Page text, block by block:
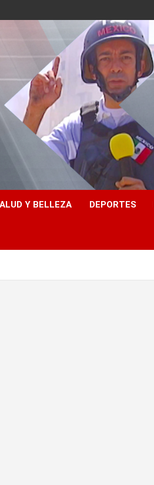
Y BELLEZA DEPORTES